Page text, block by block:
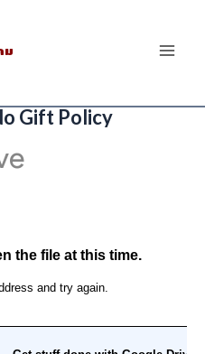
ม
Gift Policy